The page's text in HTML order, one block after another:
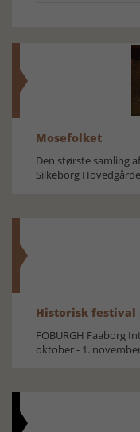
Mosefolket
Den største samling
Silkeborg
Historisk festival
FOBURGH Faaborg
oktober - 1.